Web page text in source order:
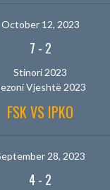
October 12, 2023
7 - 2
Stinori 2023
Vjeshtë 2023
FSK VS IPKO
28, 2023
4- 2